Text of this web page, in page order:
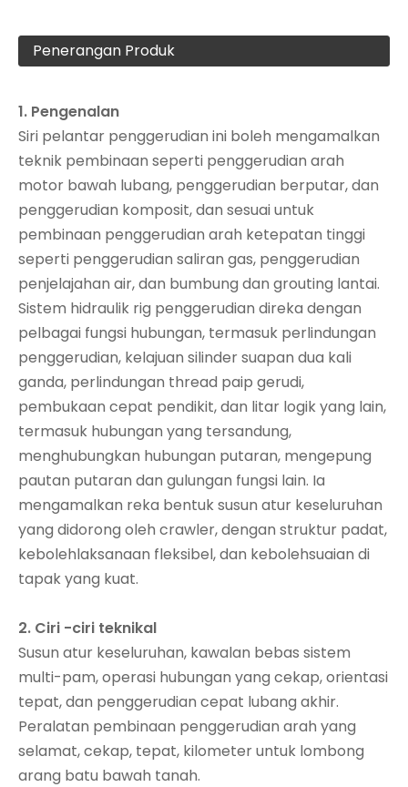
Penerangan Produk
1. Pengenalan
Siri pelantar penggerudian ini boleh mengamalkan
teknik pembinaan seperti penggerudian arah
motor bawah lubang, penggerudian berputar, dan
penggerudian komposit, dan sesuai untuk
pembinaan penggerudian arah ketepatan tinggi
seperti penggerudian saliran gas, penggerudian
penjelajahan air, dan bumbung dan grouting lantai.
Sistem hidraulik rig penggerudian direka dengan
pelbagai fungsi hubungan, termasuk perlindungan
penggerudian, kelajuan silinder suapan dua kali
ganda, perlindungan thread paip gerudi,
pembukaan cepat pendikit, dan litar logik yang lain,
termasuk hubungan yang tersandung,
menghubungkan hubungan putaran, mengepung
pautan putaran dan gulungan fungsi lain. Ia
mengamalkan reka bentuk susun atur keseluruhan
yang didorong oleh crawler, dengan struktur padat,
kebolehlaksanaan fleksibel, dan kebolehsuaian di
tapak yang kuat.
2. Ciri -ciri teknikal
Susun atur keseluruhan, kawalan bebas sistem
multi-pam, operasi hubungan yang cekap, orientasi
tepat, dan penggerudian cepat lubang akhir.
Peralatan pembinaan penggerudian arah yang
selamat, cekap, tepat, kilometer untuk lombong
arang batu bawah tanah.